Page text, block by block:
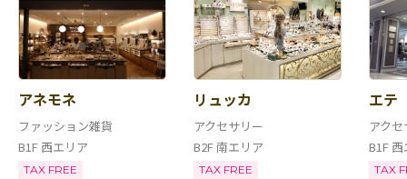
アネモネ
ファッション雑貨
B1F 西エリア
TAX FREE
リュッカ
アクセサリー
B2F 南エリア
TAX FREE
エテ
アク
B1F
TAX